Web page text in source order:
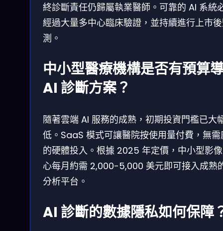
終診斷責任仍歸屬執業醫師。可靠的 AI 系統
經過大量多中心臨床驗證，並持續進行上市
測。
中小型醫療機構是否有預算
AI 診斷方案？
隨著雲端 AI 服務的成熟，初期投資門檻已大
低。SaaS 模式可讓醫院按使用量付費，無需
的硬體投入。根據 2025 年定價，中小型影
心每月約需 2,000-5,000 美元即可接入成熟
分析平台。
AI 診斷的數據隱私如何保障